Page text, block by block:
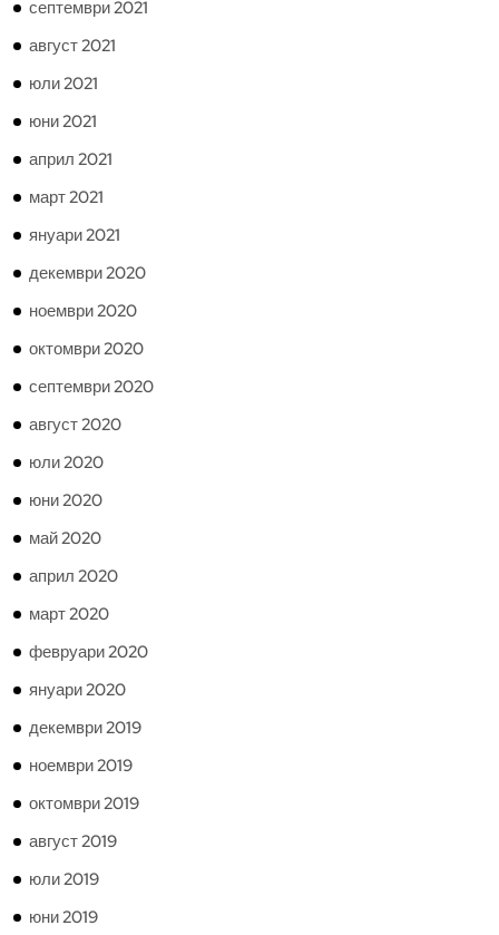
септември 2021
август 2021
юли 2021
юни 2021
април 2021
март 2021
януари 2021
декември 2020
ноември 2020
октомври 2020
септември 2020
август 2020
юли 2020
юни 2020
май 2020
април 2020
март 2020
февруари 2020
януари 2020
декември 2019
ноември 2019
октомври 2019
август 2019
юли 2019
юни 2019